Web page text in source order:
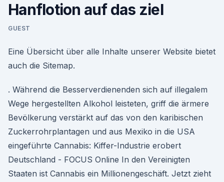
Hanflotion auf das ziel
GUEST
Eine Übersicht über alle Inhalte unserer Website bietet
auch die Sitemap.
. Während die Besserverdienenden sich auf illegalem
Wege hergestellten Alkohol leisteten, griff die ärmere
Bevölkerung verstärkt auf das von den karibischen
Zuckerrohrplantagen und aus Mexiko in die USA
eingeführte Cannabis: Kiffer-Industrie erobert
Deutschland - FOCUS Online In den Vereinigten
Staaten ist Cannabis ein Millionengeschäft. Jetzt zieht